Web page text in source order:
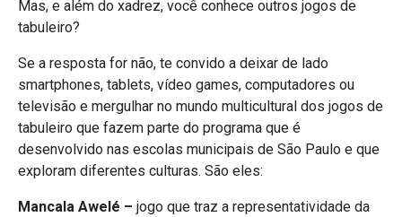
Mas, e além do xadrez, você conhece outros jogos de
tabuleiro?
Se a resposta for não, te convido a deixar de lado
smartphones, tablets, vídeo games, computadores ou
televisão e mergulhar no mundo multicultural dos jogos de
tabuleiro que fazem parte do programa que é
desenvolvido nas escolas municipais de São Paulo e que
exploram diferentes culturas. São eles:
Mancala Awelé – jogo que traz a representatividade da